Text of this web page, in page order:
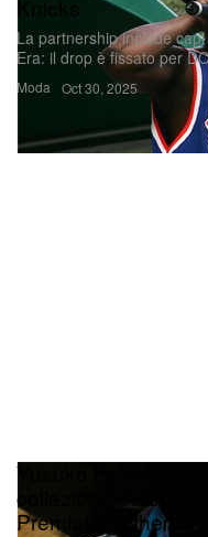
Moda
La partnership include
Era: il drop è fissato per
Oct 30, 2025
Yusuke Hanai e
collezione
Premium Authentic